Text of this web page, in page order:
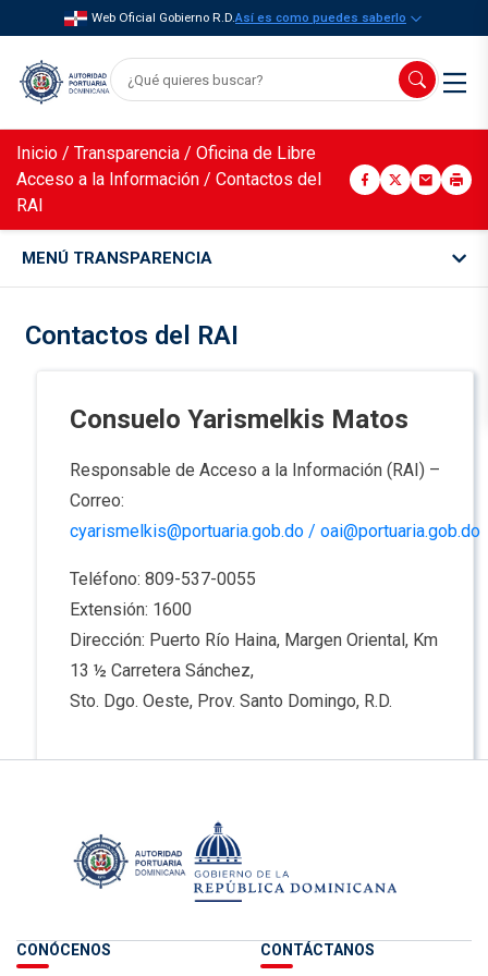
Web Oficial Gobierno R.D.Así es como puedes saberlo
Inicio / Transparencia / Oficina de Libre
Acceso a la Información / Contactos del
RAI
MENÚ TRANSPARENCIA
Contactos del RAI
Consuelo Yarismelkis Matos
Responsable de Acceso a la Información (RAI) –
Correo:
cyarismelkis@portuaria.gob.do / oai@portuaria.gob.do
Teléfono: 809-537-0055
Extensión: 1600
Dirección: Puerto Río Haina, Margen Oriental, Km
13 ½ Carretera Sánchez,
Sto. Dgo. Oeste, Prov. Santo Domingo, R.D.
CONÓCENOS CONTÁCTANOS